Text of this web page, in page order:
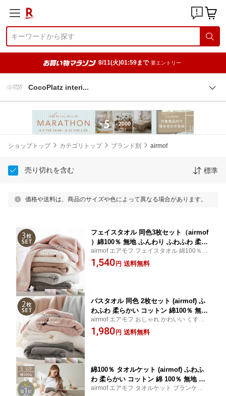
8/11(火)01:59まで 要エントリー
CocoPlatz interi
ショップトップ カテゴリトップ ブランド別 airmof
売り切れを含む 標準
価格や送料は、商品のサイズや色によって異なる場合があります。
フェイスタオル 同色3枚セット（airmof
）綿100％ 無地 ふんわり ふわふわ 柔ら
かい 吸水 速乾 コットン プチギフト 中
厚手 無撚糸 エアモフ おしゃれ かわい
airmof エアモフ フェイスタオル 綿100％ 吸
水 速乾 タオル 3枚セット 3枚組 34cm 80cm
コットン ふんわり やわらか ココプラッツ
1,540 円 送料無料
バスタオル 同色 2枚セット (airmof) ふ
わふわ 柔らかい コットン 綿100％ 無地
プチギフト 中厚手 無撚糸 ふんわり お
しゃれ かわいい くすみカラー 吸水 速
airmof エアモフ おしゃれ かわいい くすみ
カラー タオル セット ふわふわ ふんわり 柔
らかい コットン 綿100％ くすみ ココプラ
1,980 円 送料無料
綿100％ タオルケット (airmof) ふわふ
わ 柔らかい コットン 綿 100％ 無地 お
しゃれ プチギフト 中厚手 ふんわり か
airmof エアモフ タオルケット ブランケット